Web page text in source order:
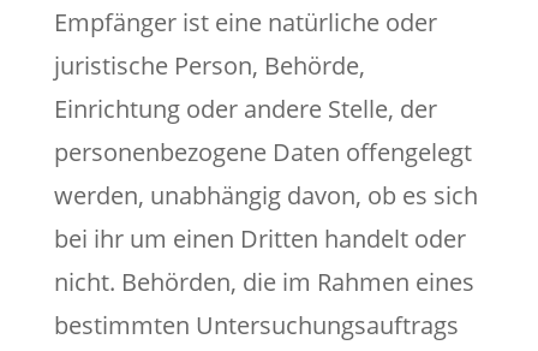
Empfänger ist eine natürliche oder
juristische Person, Behörde,
Einrichtung oder andere Stelle, der
personenbezogene Daten offengelegt
werden, unabhängig davon, ob es sich
bei ihr um einen Dritten handelt oder
nicht. Behörden, die im Rahmen eines
bestimmten Untersuchungsauftrags